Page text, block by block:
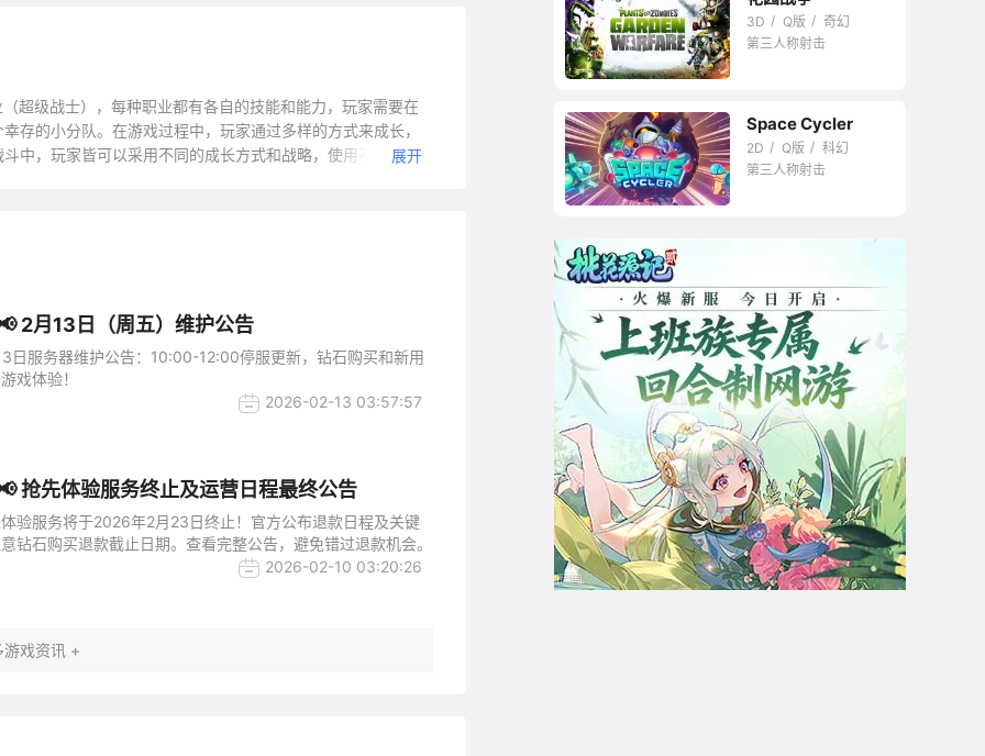
超级战士），每种职业都有各自的技能和能力，玩家需要在
存的小分队。在游戏过程中，玩家通过多样的方式来成长，
中，玩家皆可以采用不同的成长方式和战略，使用不同的技
展开
2月13日（周五）维护公告
日服务器维护公告：10:00-12:00停服更新，钻石购买和新用
戏体验！
2026-02-13 03:57:57
抢先体验服务终止及运营日程最终公告
验服务将于2026年2月23日终止！官方公布退款日程及关键
钻石购买退款截止日期。查看完整公告，避免错过退款机会。
2026-02-10 03:20:26
游戏资讯 +
植物大战僵尸版的军
团要塞
3D Q版
奇幻
第三人称射击
Space Cycler
2D Q版
科幻
第三人称射击